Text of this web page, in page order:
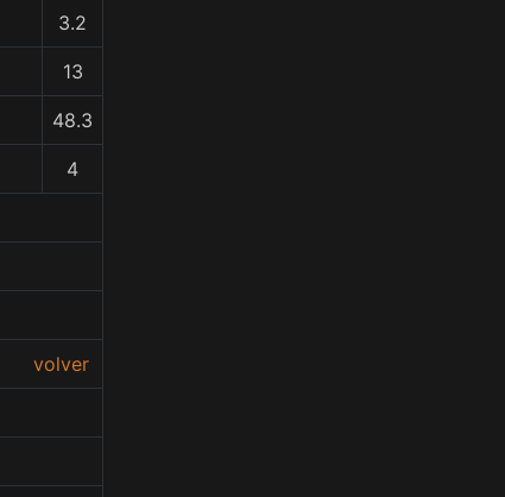
3.2
13
48.3
4
volver